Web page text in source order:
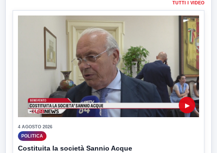
TUTTI I VIDEO
▶
4 AGOSTO 2026
POLITICA
Costituita la società Sannio Acque